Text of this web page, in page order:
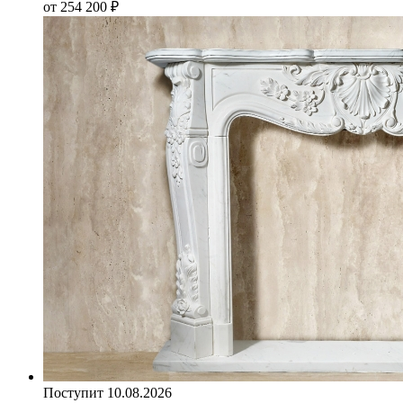
от 254 200 ₽
Поступит 10.08.2026